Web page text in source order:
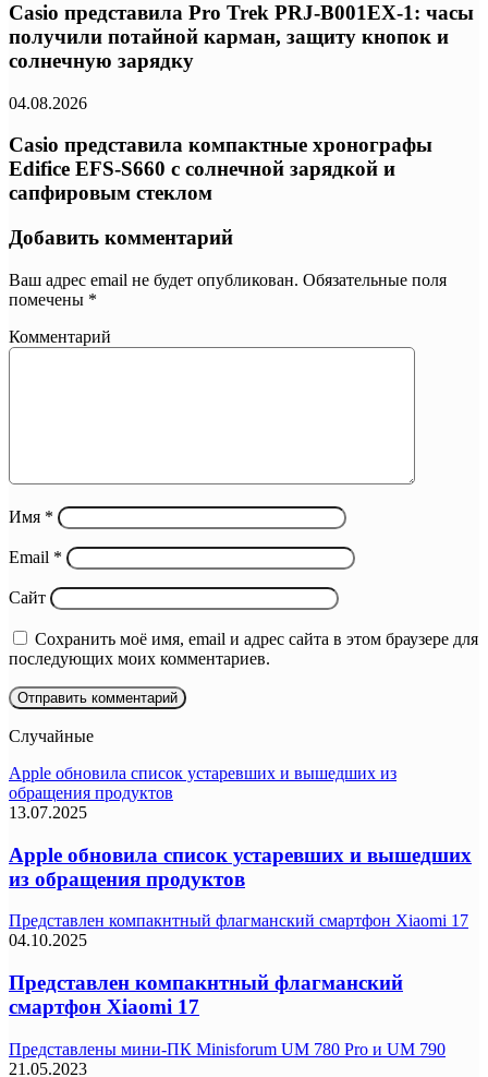
Casio представила Pro Trek PRJ-B001EX-1: часы
получили потайной карман, защиту кнопок и
солнечную зарядку
04.08.2026
Casio представила компактные хронографы
Edifice EFS-S660 с солнечной зарядкой и
сапфировым стеклом
Добавить комментарий
Ваш адрес email не будет опубликован. Обязательные поля
помечены *
Комментарий
Имя *
Email *
Сайт
Сохранить моё имя, email и адрес сайта в этом браузере для
последующих моих комментариев.
Случайные
Apple обновила список устаревших и вышедших из
обращения продуктов
13.07.2025
Apple обновила список устаревших и вышедших
из обращения продуктов
Представлен компакнтный флагманский смартфон Xiaomi 17
04.10.2025
Представлен компакнтный флагманский
смартфон Xiaomi 17
Представлены мини-ПК Minisforum UM 780 Pro и UM 790
21.05.2023